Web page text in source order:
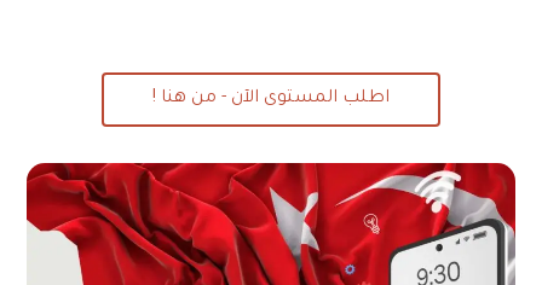
اطلب المستوى الآن - من هنا !